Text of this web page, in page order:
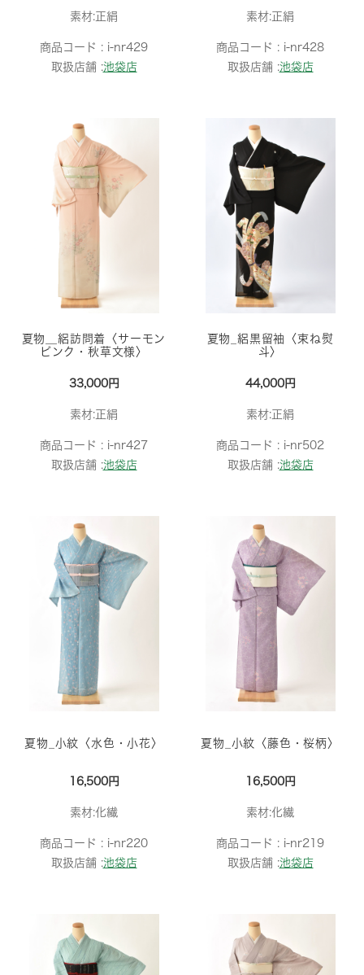
素材:正絹
商品コード : i-nr429
取扱店舗 :池袋店
素材:正絹
商品コード : i-nr428
取扱店舗 :池袋店
夏物＿絽訪問着〈サーモン
ピンク・秋草文様〉
33,000円
素材:正絹
商品コード : i-nr427
取扱店舗 :池袋店
夏物_絽黒留袖〈束ね熨
斗〉
44,000円
素材:正絹
商品コード : i-nr502
取扱店舗 :池袋店
夏物_小紋〈水色・小花〉
16,500円
素材:化繊
商品コード : i-nr220
取扱店舗 :池袋店
夏物_小紋〈藤色・桜柄〉
16,500円
素材:化繊
商品コード : i-nr219
取扱店舗 :池袋店